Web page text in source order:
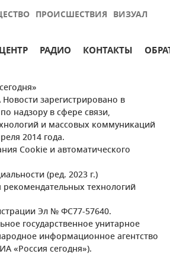
ПРОИСШЕСТВИЯ ВИЗУАЛ
РАДИО КОНТАКТЫ
зарегистрировано в
надзору в сфере связи,
и массовых коммуникаций
2014 года.
Cookie и автоматического
(ред. 2023 г.)
технологий
Эл № ФС77-57640.
государственное унитарное
информационное агентство
«Россия сегодня»).